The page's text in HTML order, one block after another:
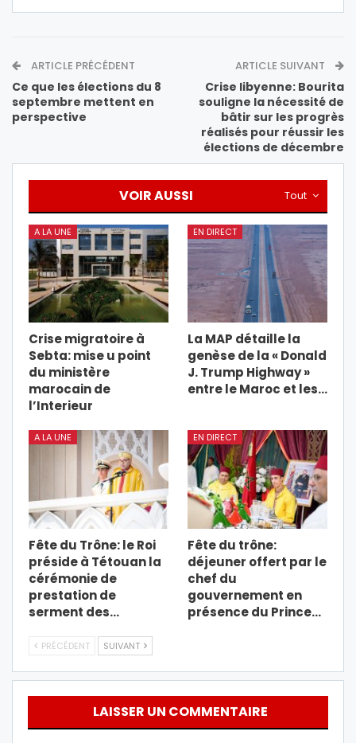
ARTICLE PRÉCÉDENT
Ce que les élections du 8
septembre mettent en
perspective
ARTICLE SUIVANT
Crise libyenne: Bourita
souligne la nécessité de
bâtir sur les progrès
réalisés pour réussir les
élections de décembre
Tout
VOIR AUSSI
A LA UNE
Crise migratoire à
Sebta: mise u point
du ministère
marocain de
l’Interieur
EN DIRECT
La MAP détaille la
genèse de la « Donald
J. Trump Highway »
entre le Maroc et les…
A LA UNE
Fête du Trône: le Roi
préside à Tétouan la
cérémonie de
prestation de
serment des…
EN DIRECT
Fête du trône:
déjeuner offert par le
chef du
gouvernement en
présence du Prince…
PRÉCÉDENT SUIVANT
LAISSER UN COMMENTAIRE